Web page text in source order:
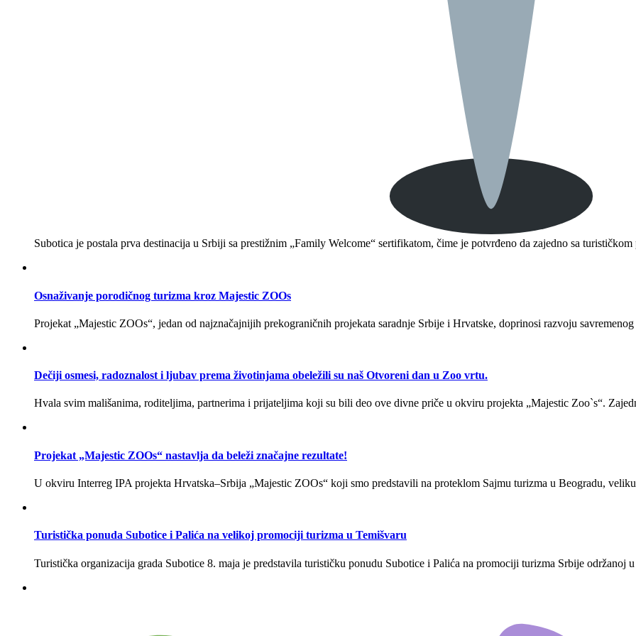
Subotica je postala prva destinacija u Srbiji sa prestižnim „Family Welcome“ sertifikatom, čime je potvrđeno da zajedno sa
Osnaživanje porodičnog turizma kroz Majestic ZOOs
Projekat „Majestic ZOOs“, jedan od najznačajnijih prekograničnih projekata saradnje Srbije i Hrvatske, doprinosi razvoju
Dečiji osmesi, radoznalost i ljubav prema životinjama obeležili su naš Otvoreni dan u Zoo vrtu.
Hvala svim mališanima, roditeljima, partnerima i prijateljima koji su bili deo ove divne priče u okviru projekta „Majestic Zoo`s“.
Projekat „Majestic ZOOs“ nastavlja da beleži značajne rezultate!
U okviru Interreg IPA projekta Hrvatska–Srbija „Majestic ZOOs“ koji smo predstavili na proteklom Sajmu turizma u Beogradu,
Turistička ponuda Subotice i Palića na velikoj promociji turizma u Temišvaru
Turistička organizacija grada Subotice 8. maja je predstavila turističku ponudu Subotice i Palića na promociji turizma Srbije održanoj u